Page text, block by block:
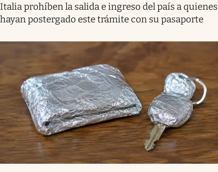
Italia prohíben la salida e ingreso del país a quienes
hayan postergado este trámite con su pasaporte